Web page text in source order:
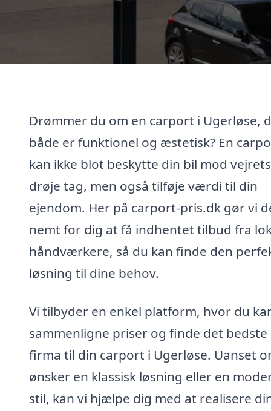
Drømmer du om en carport i Ugerløse,
både er funktionel og æstetisk? En
kan ikke blot beskytte din bil mod vejrets
drøje tag, men også tilføje værdi til din
ejendom. Her på carport-pris.dk gør vi
nemt for dig at få indhentet tilbud fra
håndværkere, så du kan finde den
løsning til dine behov.
Vi tilbyder en enkel platform, hvor du
sammenligne priser og finde det bedste
firma til din carport i Ugerløse. Uanset
ønsker en klassisk løsning eller en
stil, kan vi hjælpe dig med at realisere